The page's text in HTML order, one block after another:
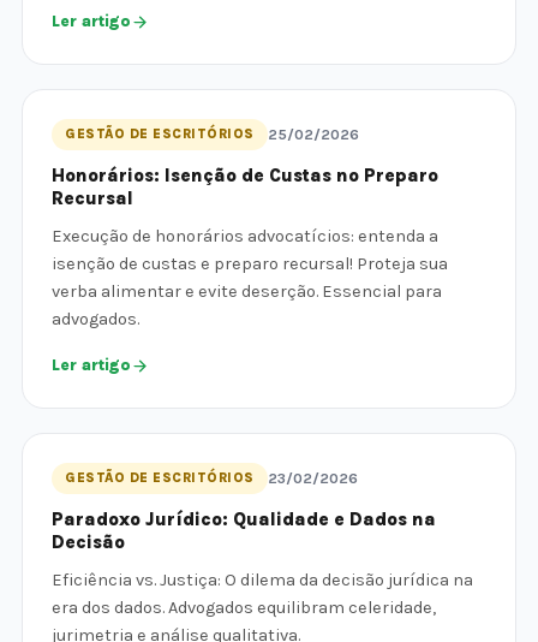
Ler artigo
GESTÃO DE ESCRITÓRIOS 25/02/2026
Honorários: Isenção de Custas no Preparo
Recursal
Execução de honorários advocatícios: entenda a
isenção de custas e preparo recursal! Proteja sua
verba alimentar e evite deserção. Essencial para
advogados.
Ler artigo
GESTÃO DE ESCRITÓRIOS 23/02/2026
Paradoxo Jurídico: Qualidade e Dados na
Decisão
Eficiência vs. Justiça: O dilema da decisão jurídica na
era dos dados. Advogados equilibram celeridade,
jurimetria e análise qualitativa.